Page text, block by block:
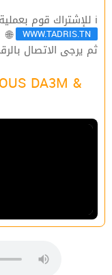
ℹ للإشتراك قوم بعملية التسجيل🔐 في الموقع |
WWW.TADRIS.TN
🌐
ثم يرجى الاتصال
DA3M &